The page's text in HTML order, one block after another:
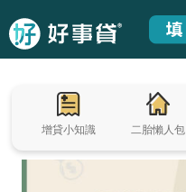
增貸小知識 二胎懶人包